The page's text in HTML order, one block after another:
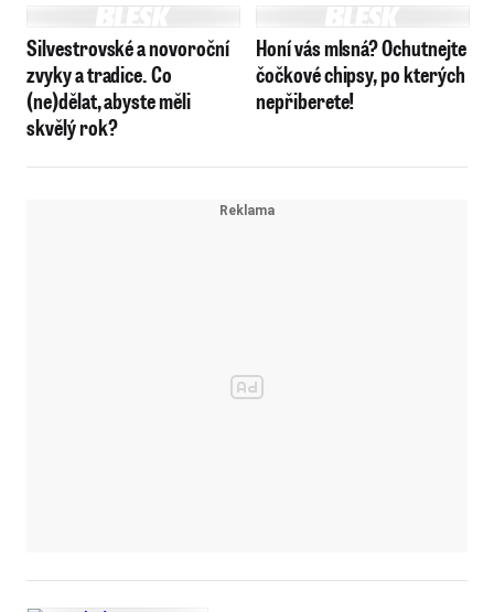
Silvestrovské a novoroční
zvyky a tradice. Co
(ne)dělat, abyste měli
skvělý rok?
Honí vás mlsná? Ochutnejte
čočkové chipsy, po kterých
nepřiberete!